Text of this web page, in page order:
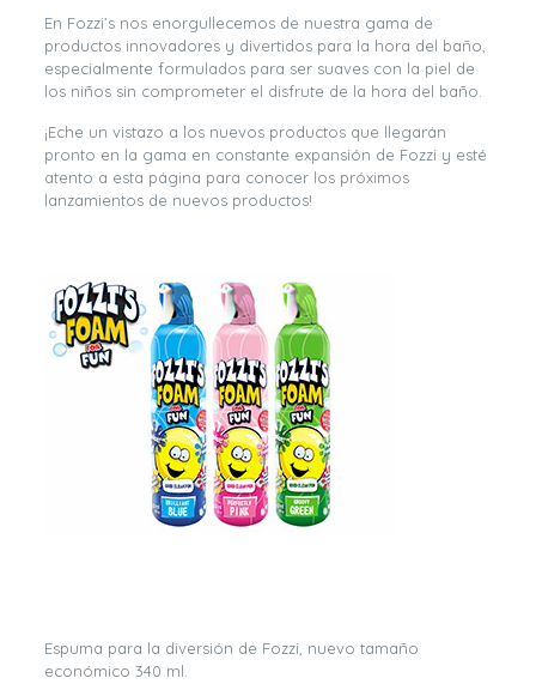
En Fozzi’s nos enorgullecemos de nuestra gama de
productos innovadores y divertidos para la hora del baño,
especialmente formulados para ser suaves con la piel de
los niños sin comprometer el disfrute de la hora del baño.
¡Eche un vistazo a los nuevos productos que llegarán
pronto en la gama en constante expansión de Fozzi y esté
atento a esta página para conocer los próximos
lanzamientos de nuevos productos!
Espuma para la diversión de Fozzi, nuevo tamaño
económico 340 ml.